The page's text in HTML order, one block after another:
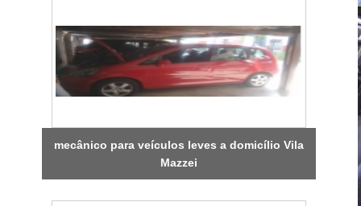
mecânico para veículos leves a domicílio Vila
Mazzei